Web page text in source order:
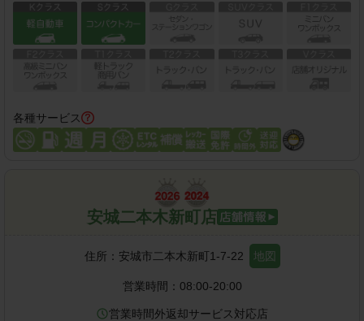
各種サービス
安城二本木新町店
住所： 安城市二本木新町1-7-22 地図
営業時間： 08:00-20:00
営業時間外返却サービス対応店